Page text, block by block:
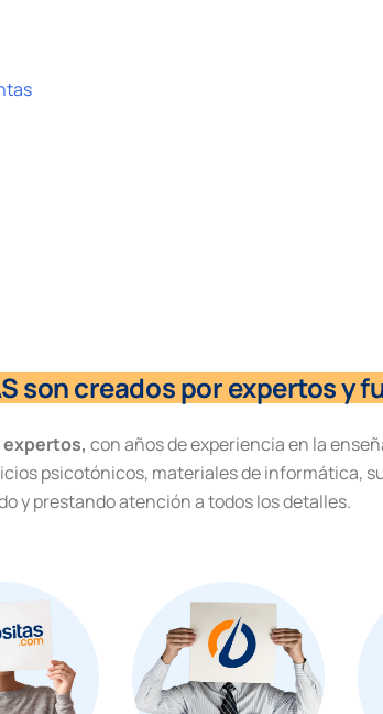
son creados por expertos y
con años de experiencia en la
psicotónicos, materiales de informática,
y prestando atención a todos los detalles.